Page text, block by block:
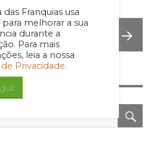
das Franquias usa
melhorar a sua
durante a
Para mais
leia a nossa
Privacidade.
NA